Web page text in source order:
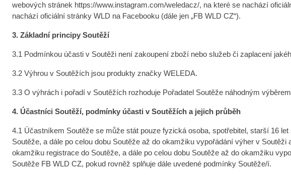
webových stránek https://www.instagram.com/weledacz/, na které se nachází
nachází oficiální stránky WLD na Facebooku (dále jen „FB WLD CZ“).
3. Základní principy Soutěží
3.1 Podmínkou účasti v Soutěži není zakoupení zboží nebo služeb či zaplacení
3.2 Výhrou v Soutěžích jsou produkty značky WELEDA.
3.3 O výhrách i pořadí v Soutěžích rozhoduje Pořadatel Soutěže náhodným
4. Účastníci Soutěží, podmínky účasti v Soutěžích a jejich průběh
4.1 Účastníkem Soutěže se může stát pouze fyzická osoba, spotřebitel, starší 16
Soutěže, a dále po celou dobu Soutěže až do okamžiku vypořádání výher v
okamžiku registrace do Soutěže, a dále po celou dobu Soutěže až do okamžiku
Soutěže FB WLD CZ, pokud rovněž splňuje dále uvedené podmínky Soutěže/í.